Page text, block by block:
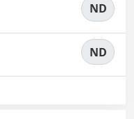
ND
ND